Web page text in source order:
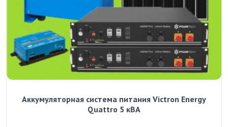
Аккумуляторная система питания Victron Energy
Quattro 5 кВА